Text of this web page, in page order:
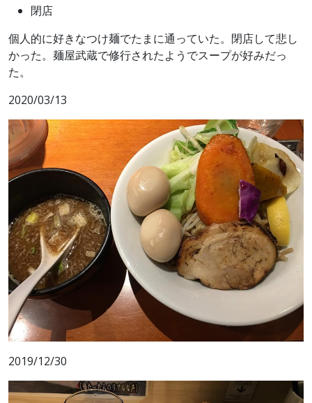
閉店
個人的に好きなつけ麺でたまに通っていた。閉店して悲し
かった。麺屋武蔵で修行されたようでスープが好みだっ
た。
2020/03/13
2019/12/30